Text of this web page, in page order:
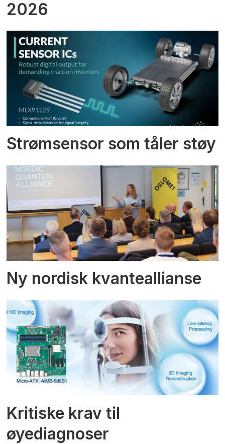
2026
Strømsensor som tåler støy
Ny nordisk kvanteallianse
Kritiske krav til
øyediagnoser